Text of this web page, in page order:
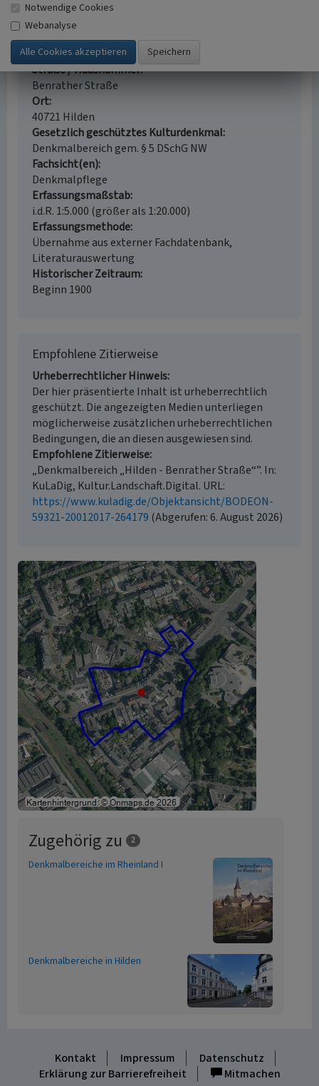
Denkmalbereich „Hilden - Benrather Straße“
Schlagwörter
Stadterweiterung Denkmalbereich
Straße / Hausnummer
Benrather Straße
Ort
40721 Hilden
Gesetzlich geschütztes Kulturdenkmal
Denkmalbereich gem. § 5 DSchG NW
Fachsicht(en)
Denkmalpflege
Erfassungsmaßstab
i.d.R. 1:5.000 (größer als 1:20.000)
Erfassungsmethode
Übernahme aus externer Fachdatenbank,
Literaturauswertung
Historischer Zeitraum
Beginn 1900
Empfohlene Zitierweise
Urheberrechtlicher Hinweis
Der hier präsentierte Inhalt ist urheberrechtlich
geschützt. Die angezeigten Medien unterliegen
möglicherweise zusätzlichen urheberrechtlichen
Bedingungen, die an diesen ausgewiesen sind.
Empfohlene Zitierweise
„Denkmalbereich „Hilden - Benrather Straße“”. In:
KuLaDig, Kultur.Landschaft.Digital. URL:
https://www.kuladig.de/Objektansicht/BODEON-
59321-20012017-264179 (Abgerufen: 6. August 2026)
Zugehörig zu 2
Denkmalbereiche im Rheinland I
Denkmalbereiche in Hilden
Kontakt Impressum
Datenschutz
Erklärung zur Barrierefreiheit
Mitmachen
Notwendige Cookies
Webanalyse